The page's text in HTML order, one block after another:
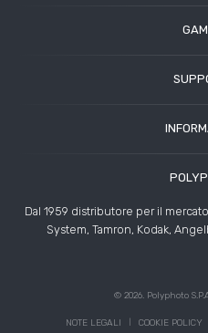
Dal 1959 distributore per il
System, Tamron, Kodak,
Condizioni
© 2026. Polyphoto
NOTE LEGALI COOKIE POLICY